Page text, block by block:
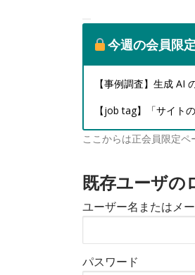
今週の会員限
【事例調査】生成 AI
【job tag】「サイト
ここからは正会員限定ペ
既存ユーザの
ユーザー名またはメ
パスワード